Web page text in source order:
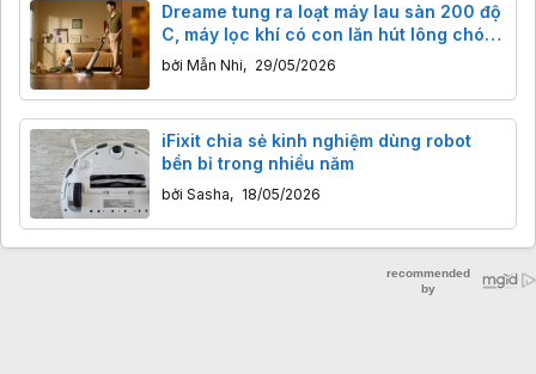
Dreame tung ra loạt máy lau sàn 200 độ
C, máy lọc khí có con lăn hút lông chó
mèo ở Việt Nam
bởi Mẫn Nhi, 29/05/2026
iFixit chia sẻ kinh nghiệm dùng robot
bền bỉ trong nhiều năm
bởi Sasha, 18/05/2026